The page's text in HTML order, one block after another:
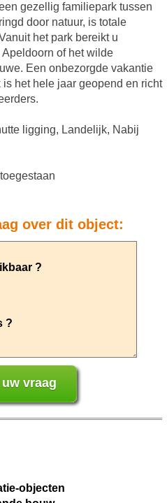
gezellig familiepark tussen
door natuur, is totale
het park bereikt u
of het wilde
Een onbezorgde vakantie
het hele jaar geopend en richt
ligging, Landelijk, Nabij
over dit object:
objecten